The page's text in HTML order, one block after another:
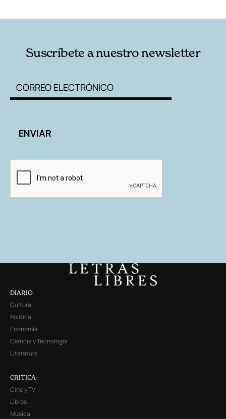
Suscríbete a nuestro newsletter
DIARIO
Cultura
Política
Economía
Ciencia y Tecnología
Literatura
CRITICA
Cine y TV
Libros
Música